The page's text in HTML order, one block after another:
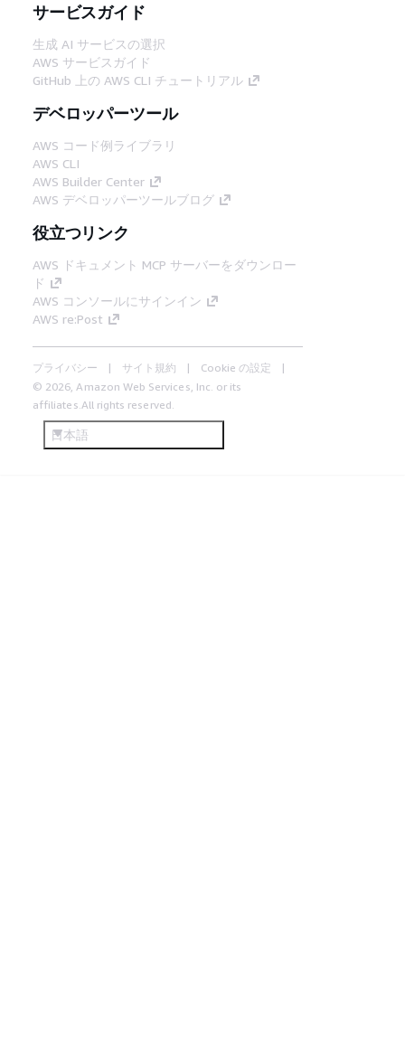
サービスガイド
生成 AI サービスの選択
AWS サービスガイド
GitHub 上の AWS CLI チュートリアル
デベロッパーツール
AWS コード例ライブラリ
AWS CLI
AWS Builder Center
AWS デベロッパーツールブログ
役立つリンク
AWS ドキュメント MCP サーバーをダウンロー
ド
AWS コンソールにサインイン
AWS re:Post
プライバシー サイト規約
Cookie の設定
© 2026, Amazon Web Services, Inc. or its
affiliates.All rights reserved.
日本語